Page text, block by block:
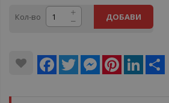
Кол-во ДОБАВИ
Facebook
Twitter MessengerPinterestLinkedIn